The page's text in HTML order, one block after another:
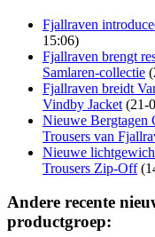
Fjallraven
15:06)
Fjallraven brengt
Samlaren-collectie
Fjallraven breidt
Vindby Jacket (21-
Nieuwe Bergtagen
Trousers van
Nieuwe
Trousers Zip-Off
Andere recente
productgroep: